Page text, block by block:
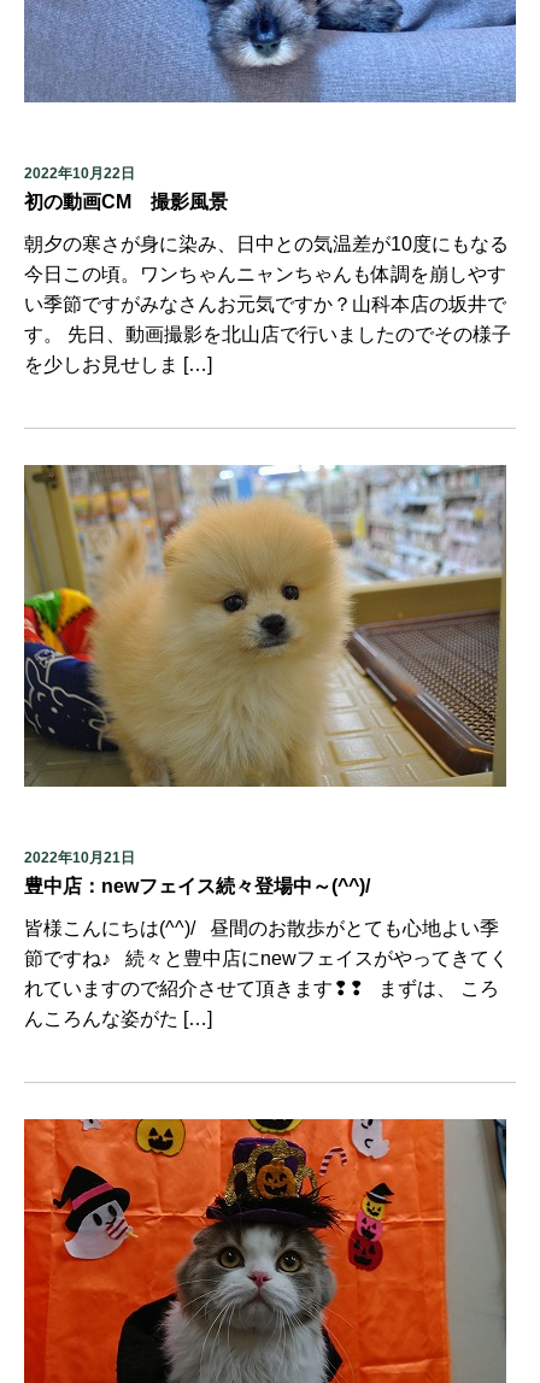
2022年10月22日
初の動画CM 撮影風景
朝夕の寒さが身に染み、日中との気温差が10度にもなる
今日この頃。ワンちゃんニャンちゃんも体調を崩しやす
い季節ですがみなさんお元気ですか？山科本店の坂井で
す。 先日、動画撮影を北山店で行いましたのでその様子
を少しお見せしま […]
2022年10月21日
豊中店：newフェイス続々登場中～(^^)/
皆様こんにちは(^^)/ 昼間のお散歩がとても心地よい季
節ですね♪ 続々と豊中店にnewフェイスがやってきてく
れていますので紹介させて頂きます❢❢ まずは、 ころ
んころんな姿がた […]